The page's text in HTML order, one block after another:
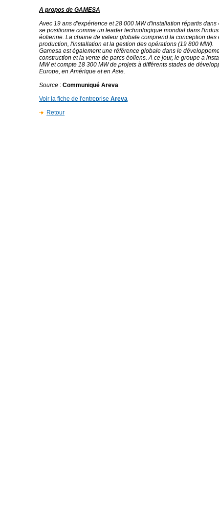
A propos de GAMESA
Avec 19 ans d'expérience et 28 000 MW d'installation répartis dans
se positionne comme un leader technologique mondial dans
éolienne. La chaine de valeur globale comprend la conception des
production, l'installation et la gestion des opérations (19 800 MW).
Gamesa est également une référence globale dans le
construction et la vente de parcs éoliens. A ce jour, le groupe a
MW et compte 18 300 MW de projets à différents stades de
Europe, en Amérique et en Asie.
Source : Communiqué Areva
Voir la fiche de l'entreprise Areva
Retour